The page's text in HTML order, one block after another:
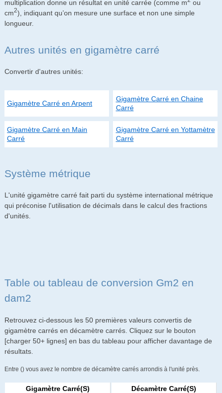
multiplication donne un résultat en unité carrée (comme m
ou
cm2), indiquant qu’on mesure une surface et non une simple
longueur.
Autres unités en gigamètre carré
Convertir d'autres unités:
Gigamètre Carré en Arpent
Gigamètre Carré en Chaine
Carré
Gigamètre Carré en Main
Carré
Gigamètre Carré en Yottamètre
Carré
Système métrique
L'unité gigamètre carré fait parti du système international métrique
qui préconise l'utilisation de décimals dans le calcul des fractions
d'unités.
Table ou tableau de conversion Gm2 en
dam2
Retrouvez ci-dessous les 50 premières valeurs convertis de
gigamètre carrés en décamètre carrés. Cliquez sur le bouton
[charger 50+ lignes] en bas du tableau pour afficher davantage de
résultats.
Entre () vous avez le nombre de décamètre carrés arrondis à l'unité près.
Gigamètre Carré(s)
Décamètre Carré(s)